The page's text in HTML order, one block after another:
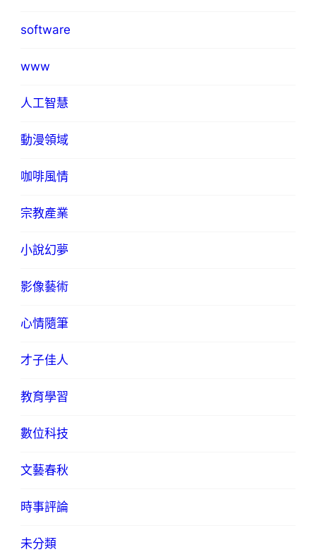
software
www
人工智慧
動漫領域
咖啡風情
宗教產業
小說幻夢
影像藝術
心情隨筆
才子佳人
教育學習
數位科技
文藝春秋
時事評論
未分類